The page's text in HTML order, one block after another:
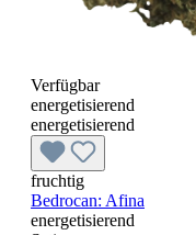
Verfügbar
energetisierend
energetisierend
fruchtig
Bedrocan: Afina
energetisierend